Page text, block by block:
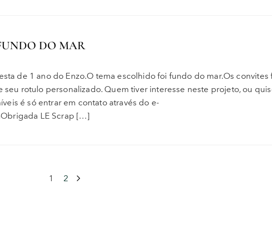
DO MAR
de 1 ano do Enzo.O tema escolhido foi fundo do mar.Os convites
rotulo personalizado. Quem tiver interesse neste projeto, ou
é só entrar em contato através do e-
LE Scrap […]
1 2